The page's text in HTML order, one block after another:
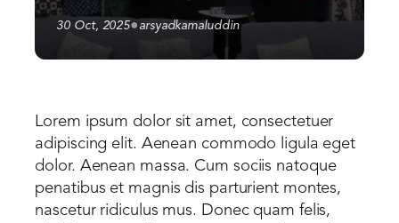
30 Oct, 2025• arsyadkamaluddin
Lorem ipsum dolor sit amet, consectetuer
adipiscing elit. Aenean commodo ligula eget
dolor. Aenean massa. Cum sociis natoque
penatibus et magnis dis parturient montes,
nascetur ridiculus mus. Donec quam felis,